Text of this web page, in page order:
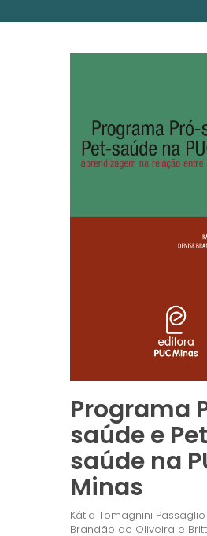
Programa
saúde e
saúde na
Minas
Kátia Tomagnini
Brandão de Oliveira e